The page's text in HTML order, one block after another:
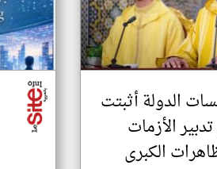
الدولة أثبتت
الأزمات
الكبرى